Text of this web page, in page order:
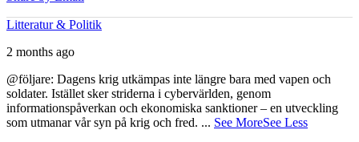
Litteratur & Politik
2 months ago
@följare: Dagens krig utkämpas inte längre bara med vapen och
soldater. Istället sker striderna i cybervärlden, genom
informationspåverkan och ekonomiska sanktioner – en utveckling
som utmanar vår syn på krig och fred. ... See MoreSee Less